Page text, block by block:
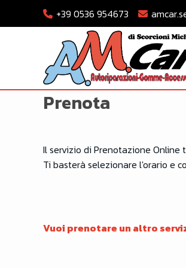
+39 0536 954673
Prenota
Il servizio di Prenotazione
Ti basterà selezionare l'orario e
Vuoi prenotare un altro